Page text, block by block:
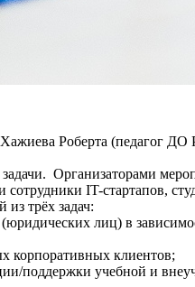
Роберта (педагог ДО
задачи. Организаторами
IT-стартапов,
из трёх задач:
лиц) в
корпоративных клиентов;
учебной и